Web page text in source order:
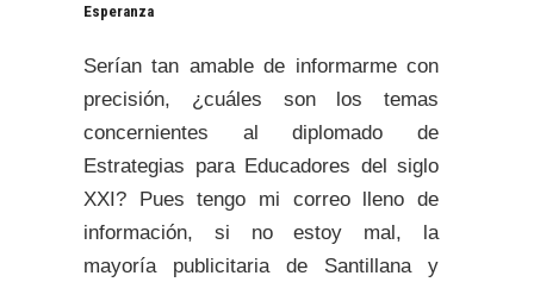
Esperanza
Serían tan amable de informarme con
precisión, ¿cuáles son los temas
concernientes al diplomado de
Estrategias para Educadores del siglo
XXI? Pues tengo mi correo lleno de
información, si no estoy mal, la
mayoría publicitaria de Santillana y